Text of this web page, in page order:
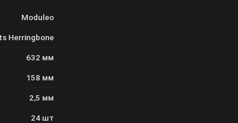
Moduleo
Herringbone
632 мм
158 мм
2,5 мм
24 шт